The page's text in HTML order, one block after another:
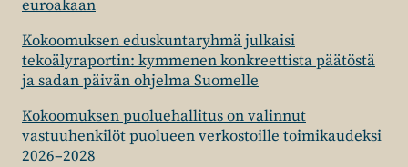
euroakaan
Kokoomuksen eduskuntaryhmä julkaisi
tekoälyraportin: kymmenen konkreettista päätöstä
ja sadan päivän ohjelma Suomelle
Kokoomuksen puoluehallitus on valinnut
vastuuhenkilöt puolueen verkostoille toimikaudeksi
2026–2028